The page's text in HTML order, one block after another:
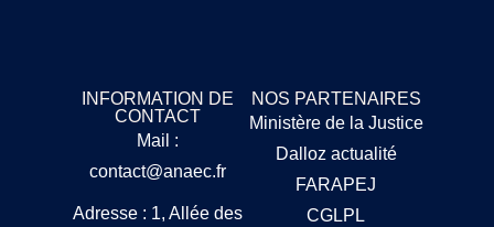
INFORMATION DE
CONTACT
Mail :
contact@anaec.fr
Adresse : 1, Allée des
NOS PARTENAIRES
Ministère de la Justice
Dalloz actualité
FARAPEJ
CGLPL